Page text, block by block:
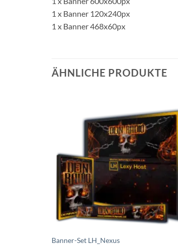
1 x Banner 120x240px
1 x Banner 468x60px
ÄHNLICHE PRODUKTE
Auf die
Wunschliste
setzen
Banner-Set LH_Nexus